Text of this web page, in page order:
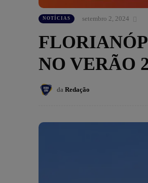
NOTÍCIAS setembro 2, 2024
NO VERÃO
da Redação